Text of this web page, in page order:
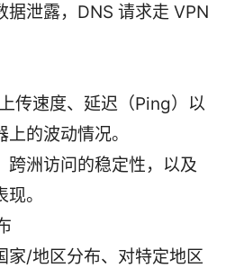
据泄露，DNS 请求走 VPN
传速度、延迟（Ping）以
的波动情况。
跨洲访问的稳定性，以及
。
家/地区分布、对特定地区